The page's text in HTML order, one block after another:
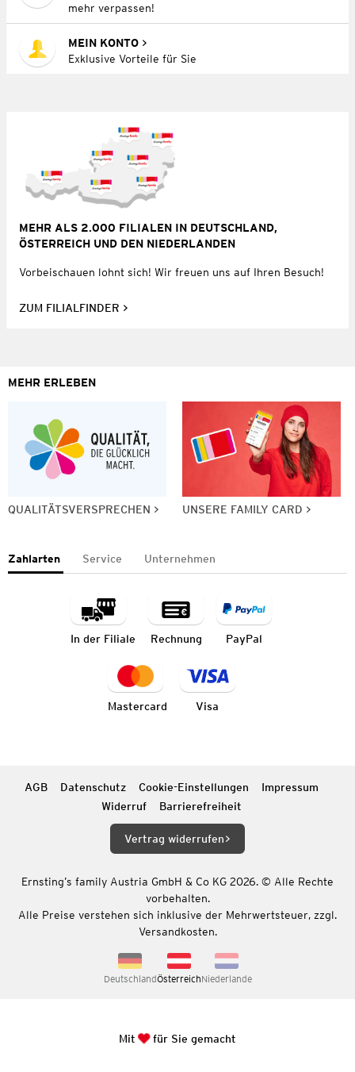
mehr verpassen!
MEIN KONTO
Exklusive Vorteile für Sie
MEHR ALS 2.000 FILIALEN IN DEUTSCHLAND,
ÖSTERREICH UND DEN NIEDERLANDEN
Vorbeischauen lohnt sich! Wir freuen uns auf Ihren Besuch!
ZUM FILIALFINDER
MEHR ERLEBEN
QUALITÄTSVERSPRECHEN UNSERE FAMILY CARD
Zahlarten Service Unternehmen
In der Filiale Rechnung PayPal
Mastercard Visa
AGB Datenschutz Cookie-Einstellungen
Impressum
Widerruf
Barrierefreiheit
Vertrag widerrufen
Ernsting’s family Austria GmbH & Co KG 2026. © Alle Rechte
vorbehalten.
Alle Preise verstehen sich inklusive der Mehrwertsteuer, zzgl.
Versandkosten.
DeutschlandÖsterreichNiederlande
Mit für Sie gemacht